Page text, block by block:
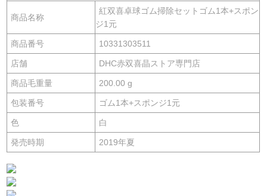
商品名称
紅双喜卓球ゴム掃除セットゴム1本+スポン
ジ1元
商品番号 10331303511
店舗 DHC赤双喜晶ストア専門店
商品毛重量 200.00 g
包装番号 ゴム1本+スポンジ1元
色 白
発売時期 2019年夏